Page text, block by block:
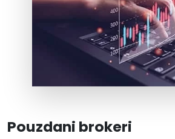
Pouzdani brokeri